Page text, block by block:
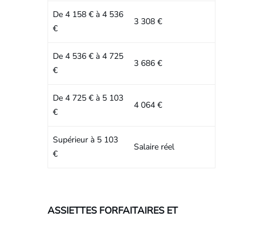
De 4 158 € à 4 536
€
3 308 €
De 4 536 € à 4 725
€
3 686 €
De 4 725 € à 5 103
€
4 064 €
Supérieur à 5 103
€
Salaire réel
ASSIETTES FORFAITAIRES ET